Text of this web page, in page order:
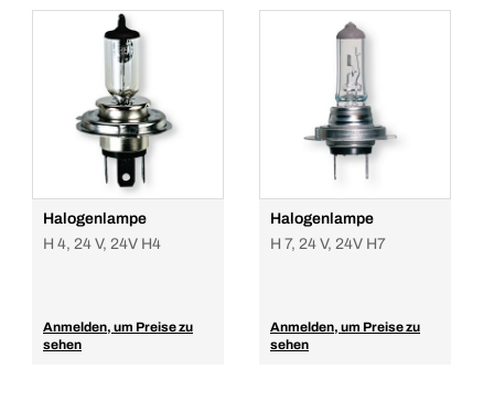
Halogenlampe
H 4, 24 V, 24V H4
Anmelden, um Preise zu
sehen
Halogenlampe
H 7, 24 V, 24V H7
Anmelden, um Preise zu
sehen